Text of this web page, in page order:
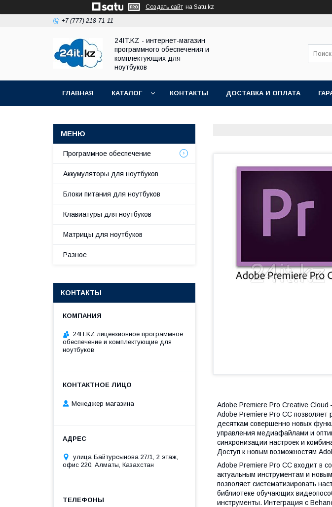
Создать сайт на Satu.kz
+7 (777) 218-71-11
24IT.KZ - интернет-магазин
программного обеспечения и
комплектующих для
ноутбуков
ГЛАВНАЯ КАТАЛОГ КОНТАКТЫ ДОСТАВКА И ОПЛАТА
Adobe Premiere Pro Creative
Adobe Premiere Pro CC
десяткам совершенно новых
управления медиафайлами и
синхронизации настроек и
Доступ к новым возможностям
Adobe Premiere Pro CC входит в
актуальным инструментам и
позволяет систематизировать
библиотеке обучающих
инструменты. Интеграция с
Программное обеспечение
Аккумуляторы для ноутбуков
Блоки питания для ноутбуков
Клавиатуры для ноутбуков
Матрицы для ноутбуков
Разное
КОНТАКТЫ
24IT.KZ лицензионное программное
обеспечение и комплектующие для
ноутбуков
Менеджер магазина
улица Байтурсынова 27/1, 2 этаж,
офис 220, Алматы, Казахстан